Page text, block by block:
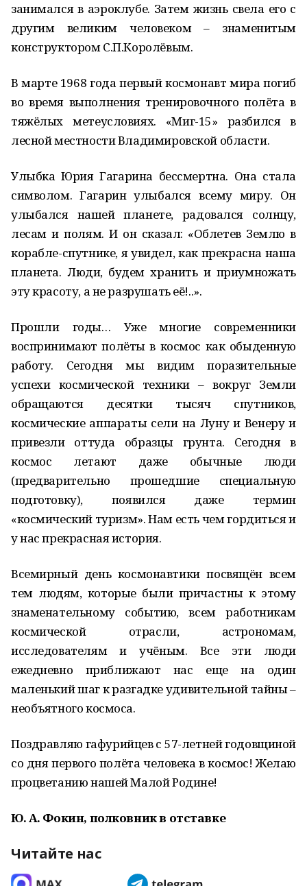
занимался в аэроклубе. Затем жизнь свела его с
другим великим человеком – знаменитым
конструктором С.П.Королёвым.
В марте 1968 года первый космонавт мира погиб
во время выполнения тренировочного полёта в
тяжёлых метеусловиях. «Миг-15» разбился в
лесной местности Владимировской области.
Улыбка Юрия Гагарина бессмертна. Она стала
символом. Гагарин улыбался всему миру. Он
улыбался нашей планете, радовался солнцу,
лесам и полям. И он сказал: «Облетев Землю в
корабле-спутнике, я увидел, как прекрасна наша
планета. Люди, будем хранить и приумножать
эту красоту, а не разрушать её!..».
Прошли годы… Уже многие современники
воспринимают полёты в космос как обыденную
работу. Сегодня мы видим поразительные
успехи космической техники – вокруг Земли
обращаются десятки тысяч спутников,
космические аппараты сели на Луну и Венеру и
привезли оттуда образцы грунта. Сегодня в
космос летают даже обычные люди
(предварительно прошедшие специальную
подготовку), появился даже термин
«космический туризм». Нам есть чем гордиться и
у нас прекрасная история.
Всемирный день космонавтики посвящён всем
тем людям, которые были причастны к этому
знаменательному событию, всем работникам
космической отрасли, астрономам,
исследователям и учёным. Все эти люди
ежедневно приближают нас еще на один
маленький шаг к разгадке удивительной тайны –
необъятного космоса.
Поздравляю гафурийцев с 57-летней годовщиной
со дня первого полёта человека в космос! Желаю
процветанию нашей Малой Родине!
Ю. А. Фокин, полковник в отставке
Читайте нас